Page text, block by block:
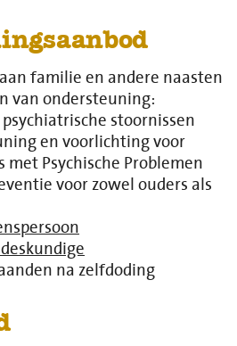
familie en andere naasten
van ondersteuning:
stoornissen
en voorlichting voor
met Psychische Problemen
voor zowel ouders als
na zelfdoding